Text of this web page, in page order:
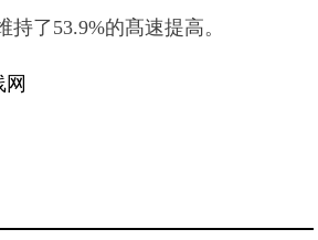
了53.9%的髙速提高。
网